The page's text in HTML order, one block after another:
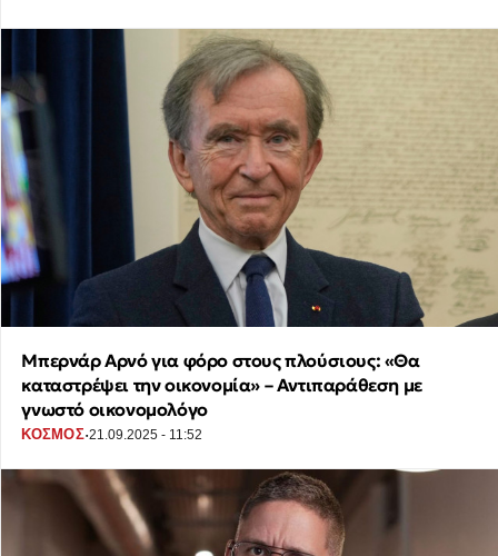
Μπερνάρ Αρνό για φόρο στους πλούσιους: «Θα
καταστρέψει την οικονομία» – Αντιπαράθεση με
γνωστό οικονομολόγο
ΚΟΣΜΟΣ·21.09.2025 - 11:52